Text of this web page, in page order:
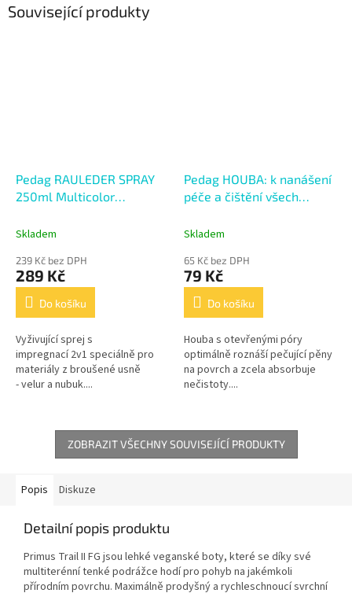
Související produkty
Pedag RAULEDER SPRAY
250ml Multicolor
impregnací
Skladem
239 Kč bez DPH
289 Kč
Do košíku
Vyživující sprej s
impregnací 2v1 speciálně pro
materiály z broušené usně
- velur a nubuk....
Pedag HOUBA: k nanášení
péče a čištění všech
Skladem
65 Kč bez DPH
79 Kč
Do košíku
Houba s otevřenými póry
optimálně roznáší pečující pěny
na povrch a zcela absorbuje
nečistoty....
ZOBRAZIT VŠECHNY SOUVISEJÍCÍ PRODUKTY
Popis Diskuze
Detailní popis produktu
Primus Trail II FG jsou lehké veganské boty, které se díky své
multiterénní tenké podrážce hodí pro pohyb na jakémkoli
přírodním povrchu. Maximálně prodyšný a rychleschnoucí svrchní